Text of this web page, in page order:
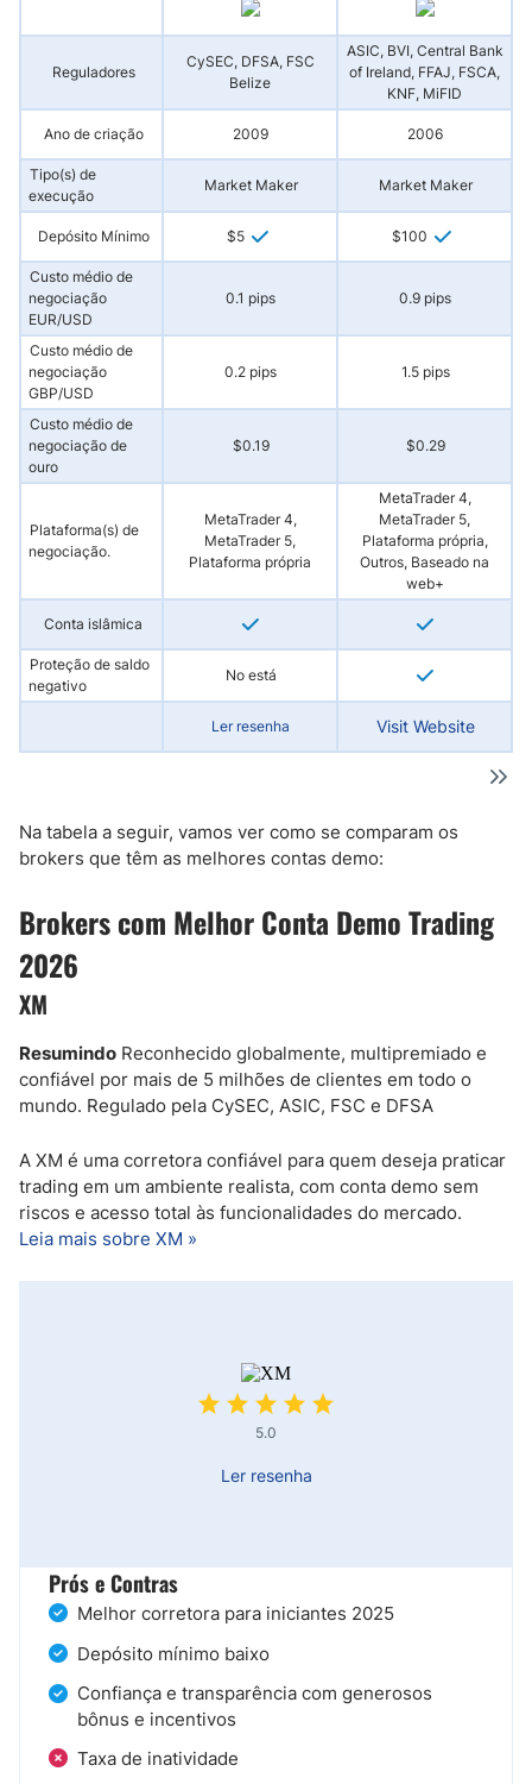
Reguladores
CySEC, DFSA, FSC
Belize
ASIC, BVI, Central Bank
of Ireland, FFAJ, FSCA,
KNF, MiFID
Ano de criação 2009 2006
Tipo(s) de
execução
Market Maker Market Maker
Depósito Mínimo $5 $100
Custo médio de
negociação
EUR/USD
0.1 pips 0.9 pips
Custo médio de
negociação
GBP/USD
0.2 pips 1.5 pips
Custo médio de
negociação de
ouro
$0.19 $0.29
Plataforma(s) de
negociação.
MetaTrader 4,
MetaTrader 5,
Plataforma própria
MetaTrader 4,
MetaTrader 5,
Plataforma própria,
Outros, Baseado na
web+
Conta islâmica
Proteção de saldo
negativo
No está
Ler resenha Visit Website
Na tabela a seguir, vamos ver como se comparam os
brokers que têm as melhores contas demo:
Brokers com Melhor Conta Demo Trading
2026
XM
Resumindo Reconhecido globalmente, multipremiado e
confiável por mais de 5 milhões de clientes em todo o
mundo. Regulado pela CySEC, ASIC, FSC e DFSA
A XM é uma corretora confiável para quem deseja praticar
trading em um ambiente realista, com conta demo sem
riscos e acesso total às funcionalidades do mercado.
Leia mais sobre XM »
5.0
Ler resenha
Prós e Contras
Melhor corretora para iniciantes 2025
Depósito mínimo baixo
Confiança e transparência com generosos
bônus e incentivos
Taxa de inatividade